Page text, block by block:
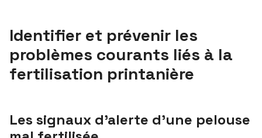
Identifier et prévenir les
problèmes courants liés à la
fertilisation printanière
Les signaux d’alerte d’une pelouse